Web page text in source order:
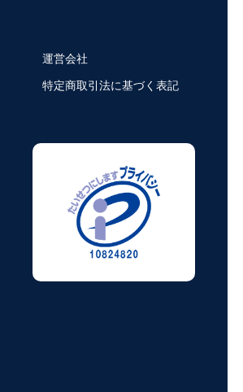
運営会社
特定商取引法に基づく表記